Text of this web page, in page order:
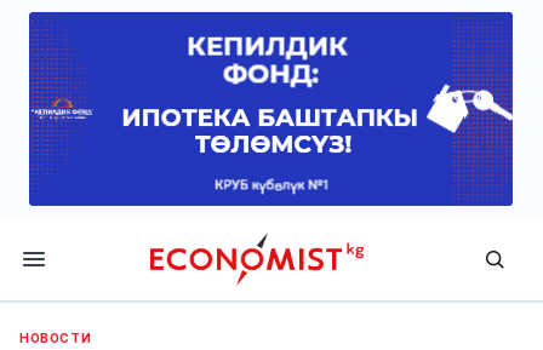
Economist.kg
НОВОСТИ